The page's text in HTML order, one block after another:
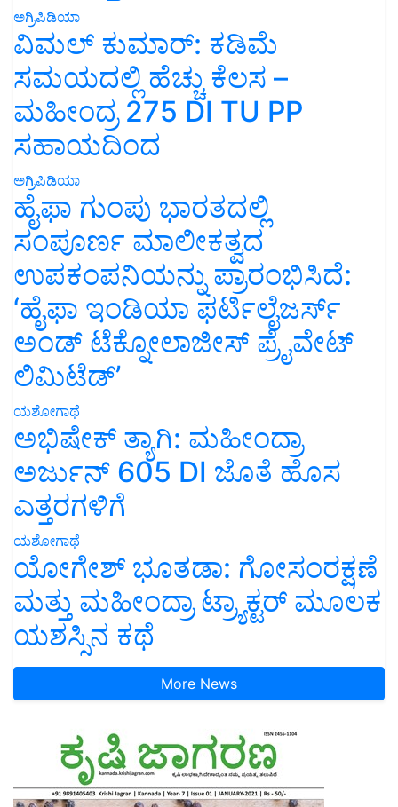
ಅಗ್ರಿಪಿಡಿಯಾ
ವಿಮಲ್ ಕುಮಾರ್: ಕಡಿಮೆ
ಸಮಯದಲ್ಲಿ ಹೆಚ್ಚು ಕೆಲಸ –
ಮಹೀಂದ್ರ 275 DI TU PP
ಸಹಾಯದಿಂದ
ಅಗ್ರಿಪಿಡಿಯಾ
ಹೈಫಾ ಗುಂಪು ಭಾರತದಲ್ಲಿ
ಸಂಪೂರ್ಣ ಮಾಲೀಕತ್ವದ
ಉಪಕಂಪನಿಯನ್ನು ಪ್ರಾರಂಭಿಸಿದೆ:
‘ಹೈಫಾ ಇಂಡಿಯಾ ಫರ್ಟಿಲೈಜರ್ಸ್
ಅಂಡ್ ಟೆಕ್ನೋಲಾಜೀಸ್ ಪ್ರೈವೇಟ್
ಲಿಮಿಟೆಡ್’
ಯಶೋಗಾಥೆ
ಅಭಿಷೇಕ್ ತ್ಯಾಗಿ: ಮಹೀಂದ್ರಾ
ಅರ್ಜುನ್ 605 DI ಜೊತೆ ಹೊಸ
ಎತ್ತರಗಳಿಗೆ
ಯಶೋಗಾಥೆ
ಯೋಗೇಶ್ ಭೂತಡಾ: ಗೋಸಂರಕ್ಷಣೆ
ಮತ್ತು ಮಹೀಂದ್ರಾ ಟ್ರ್ಯಾಕ್ಟರ್ ಮೂಲಕ
ಯಶಸ್ಸಿನ ಕಥೆ
More News